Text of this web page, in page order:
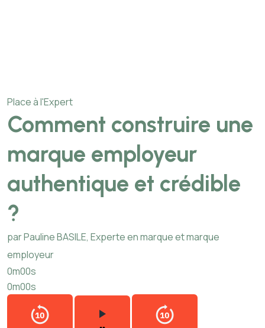
Place à l'Expert
Comment construire une
marque employeur
authentique et crédible
?
par Pauline BASILE, Experte en marque et marque
employeur
0m00s
0m00s